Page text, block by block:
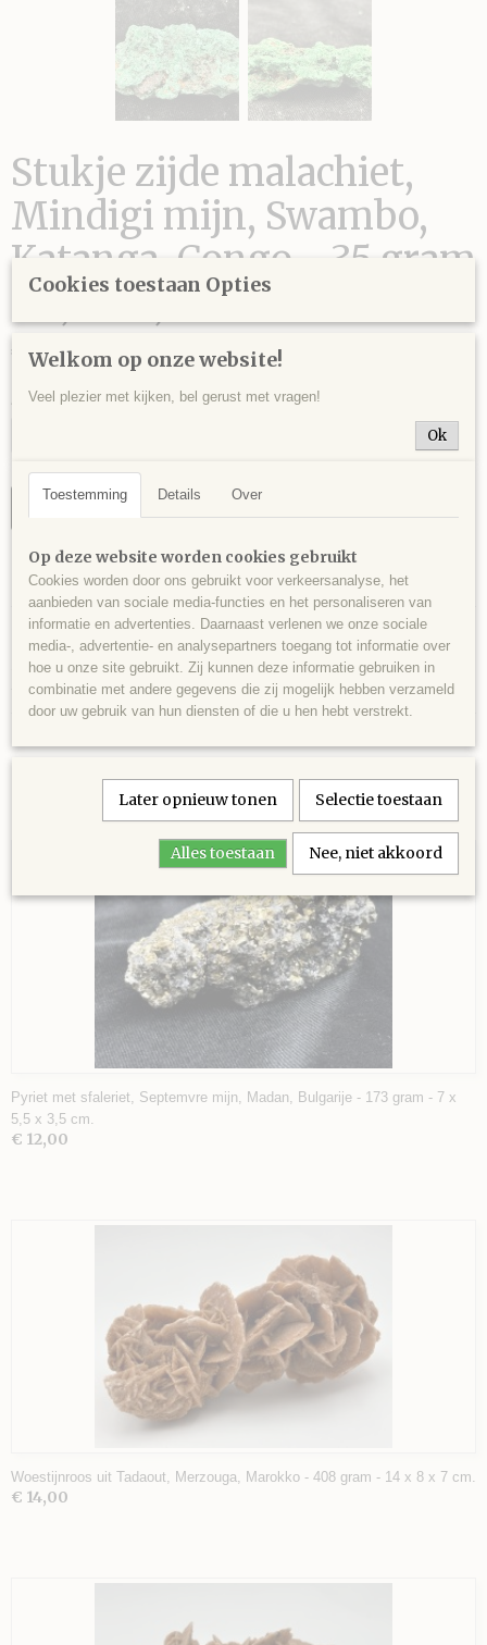
Stukje zijde malachiet,
Mindigi mijn, Swambo,
Katanga, Congo - 35 gram
- 5,5 x 2,5 x 2 cm.
€ 12,00
Aantal
IN WINKELWAGEN
Specificaties
Productcode
MAL0003
EAN code
350
Omschrijving
Stukje zijde malachiet, Mindigi mijn, Swambo, Katanga, Congo - 35 gram
- 5,5 x 2,5 x 2 cm.
Ook interessant
Pyriet met sfaleriet, Septemvre mijn, Madan, Bulgarije - 173 gram - 7 x
5,5 x 3,5 cm.
€ 12,00
Woestijnroos uit Tadaout, Merzouga, Marokko - 408 gram - 14 x 8 x 7 cm.
€ 14,00
Cookies toestaan Opties
Welkom op onze website!
Veel plezier met kijken, bel gerust met vragen!
Ok
Toestemming Details Over
Op deze website worden cookies gebruikt
Cookies worden door ons gebruikt voor verkeersanalyse, het
aanbieden van sociale media-functies en het personaliseren van
informatie en advertenties. Daarnaast verlenen we onze sociale
media-, advertentie- en analysepartners toegang tot informatie over
hoe u onze site gebruikt. Zij kunnen deze informatie gebruiken in
combinatie met andere gegevens die zij mogelijk hebben verzameld
door uw gebruik van hun diensten of die u hen hebt verstrekt.
Later opnieuw tonen Selectie toestaan
Alles toestaan Nee, niet akkoord